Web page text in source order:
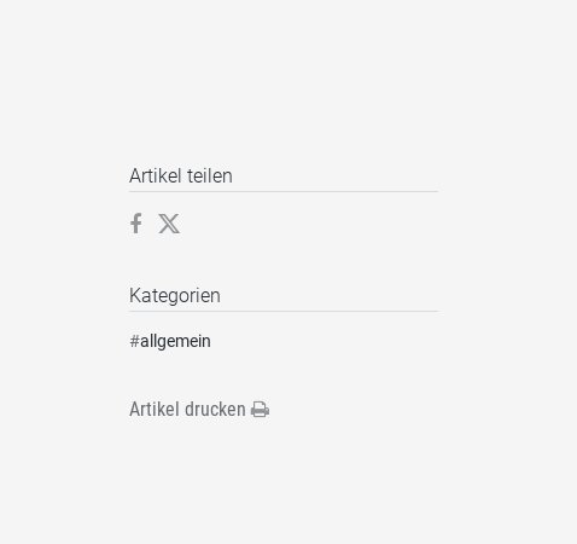
Artikel teilen
Kategorien
#allgemein
Artikel drucken